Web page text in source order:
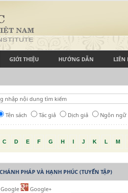
GIỚI THIỆU HƯỚNG DẪN LIÊN
Tên sách Tác giả Dịch giả Ngôn ngữ
C D E F G H I J K L M
PHÁP VÀ HẠNH PHÚC (TUYỂN TẬP)
Google Google+